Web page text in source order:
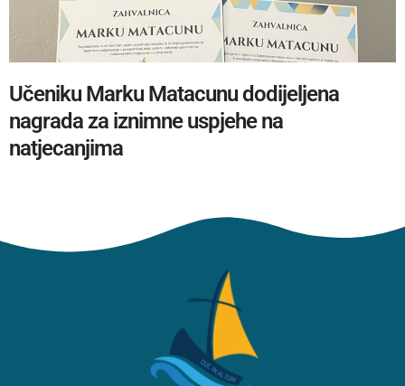
Učeniku Marku Matacunu dodijeljena
nagrada za iznimne uspjehe na
natjecanjima